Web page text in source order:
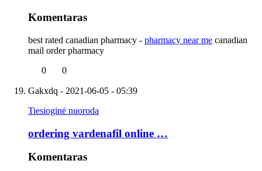
Komentaras
best rated canadian pharmacy - pharmacy near me canadian
mail order pharmacy
0
0
Gakxdq - 2021-06-05 - 05:39
Tiesioginė nuoroda
ordering vardenafil online …
Komentaras